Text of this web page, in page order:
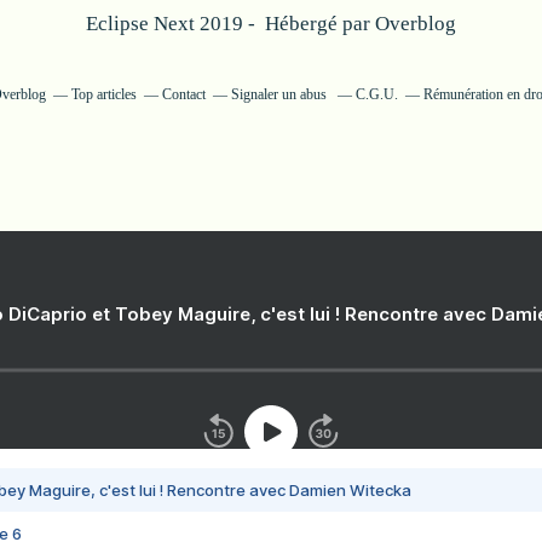
Eclipse Next 2019 - Hébergé par Overblog
Top articles Contact Signaler un abus C.G.U. Rémunération en
DiCaprio et Tobey Maguire, c'est lui ! Rencontre avec
Maguire, c'est lui ! Rencontre avec Damien Witecka
6